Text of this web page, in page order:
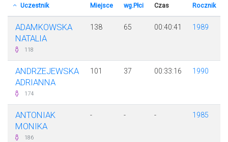
Uczestnik Miejsce wg.Płci Czas Rocznik
ADAMKOWSKA
NATALIA
118
138 65 00:40:41 1989
ANDRZEJEWSKA
ADRIANNA
174
101 37 00:33:16 1990
ANTONIAK
MONIKA
186
- - - 1985